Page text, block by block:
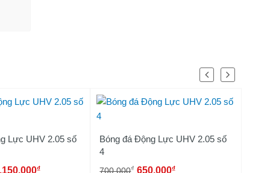
Lực UHV 2.05 số
₫
Bóng đá Động Lực UHV 2.05 số
4
700.000₫ 650.000₫